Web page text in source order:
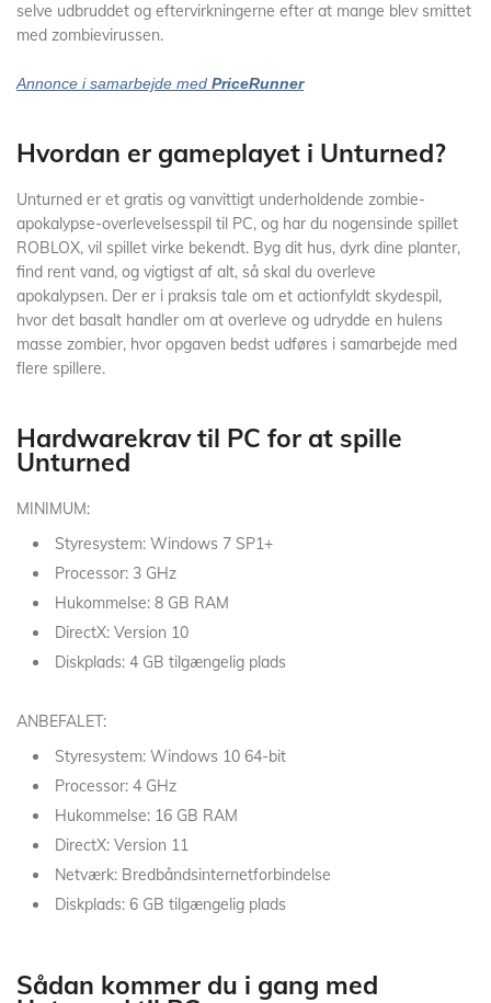
selve udbruddet og eftervirkningerne efter at mange blev smittet
med zombievirussen.
Annonce i samarbejde med PriceRunner
Hvordan er gameplayet i Unturned?
Unturned er et gratis og vanvittigt underholdende zombie-
apokalypse-overlevelsesspil til PC, og har du nogensinde spillet
ROBLOX, vil spillet virke bekendt. Byg dit hus, dyrk dine planter,
find rent vand, og vigtigst af alt, så skal du overleve
apokalypsen. Der er i praksis tale om et actionfyldt skydespil,
hvor det basalt handler om at overleve og udrydde en hulens
masse zombier, hvor opgaven bedst udføres i samarbejde med
flere spillere.
Hardwarekrav til PC for at spille
Unturned
MINIMUM:
Styresystem: Windows 7 SP1+
Processor: 3 GHz
Hukommelse: 8 GB RAM
DirectX: Version 10
Diskplads: 4 GB tilgængelig plads
ANBEFALET:
Styresystem: Windows 10 64-bit
Processor: 4 GHz
Hukommelse: 16 GB RAM
DirectX: Version 11
Netværk: Bredbåndsinternetforbindelse
Diskplads: 6 GB tilgængelig plads
Sådan kommer du i gang med